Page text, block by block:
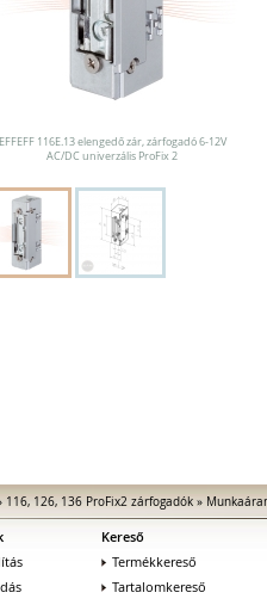
EFFEFF 116E.13 elengedő zár, zárfogadó 6-12V
AC/DC univerzális ProFix 2
116, 126, 136 ProFix2 zárfogadók»
Kereső
Termékkereső
Tartalomkereső